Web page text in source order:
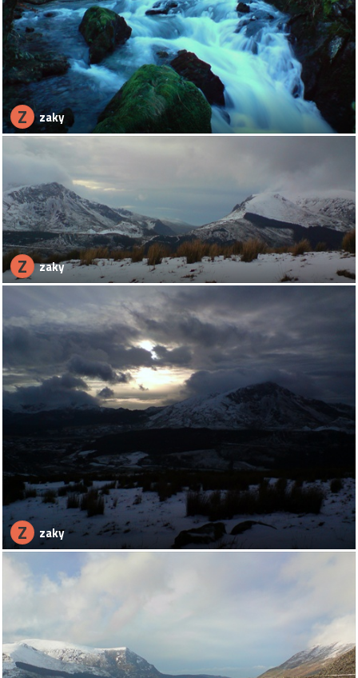
Z zaky
Z zaky
Z zaky